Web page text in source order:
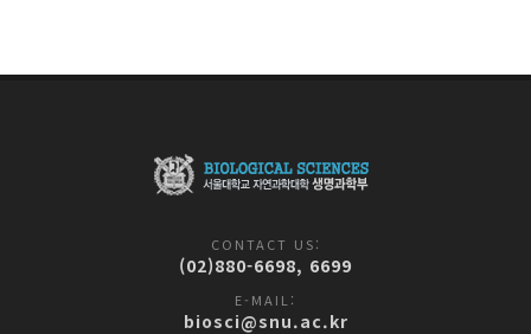
CONTACT US:
(02)880-6698, 6699
E-MAIL:
biosci@snu.ac.kr